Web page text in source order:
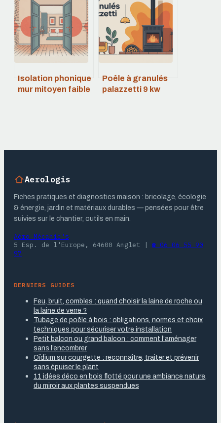
l’éliminer et éviter
son retour
pour votre projet ?
Isolation phonique
mur mitoyen faible
Poêle à granulés
palazzetti 9 kw
Aerologis
Fiches pratiques et diagnostics maison : bricolage, écologie
& énergie, jardin et matériaux durables — pensées pour être
suivies sur le chantier, outils en main.
Aéro Mécanic's
5 Esp. de l'Europe, 64600 Anglet | ☎ 06 06 55 90
97
DERNIERS GUIDES
Feu, bruit, combles : quand choisir la laine de roche ou
la laine de verre ?
Tubage de poêle à bois : obligations, normes et choix
techniques pour sécuriser votre installation
Petit balcon ou grand balcon : comment l’aménager
sans l’encombrer
Oïdium sur courgette : reconnaître, traiter et prévenir
sans épuiser le plant
11 idées déco en bois flotté pour une ambiance nature,
du miroir aux plantes suspendues